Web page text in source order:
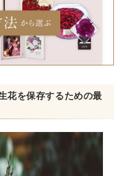
花を保存するための最